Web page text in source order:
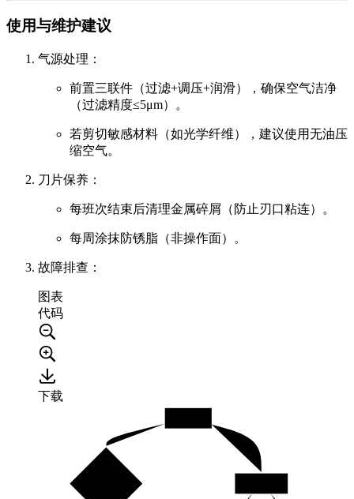
使用与维护建议
气源处理 ：
前置三联件（过滤+调压+润滑）
，确保空气洁净
（过滤精度≤5μm）。
若剪切敏感材料（如光学纤维），建议使用无油压
缩空气。
刀片保养 ：
每班次结束后清理金属碎屑（防止刃口粘连）。
每周涂抹防锈脂（非操作面）。
故障排查 ：
图表
代码
下载